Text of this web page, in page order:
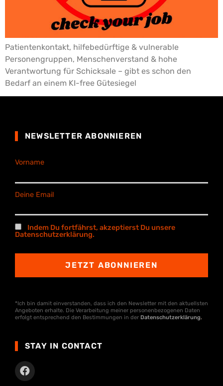
Patientenkontakt, hilfebedürftige & vulnerable
Personengruppen, Menschenverstand & hohe
Verantwortung für Schicksale – gibt es schon den
Bedarf an einem KI-free Gütesiegel
STAY IN CONTACT
NEWSLETTER ABONNIEREN
Vorname
Deine Email
Indem Du fortfährst, akzeptierst Du unsere
Datenschutzerklärung.
*Ich bin damit einverstanden, dass ich den Newsletter mit den aktuellsten
Angeboten erhalte. Die Verarbeitung meiner personenbezogenen Daten
erfolgt entsprechend den Bestimmungen in der Datenschutzerklärung.